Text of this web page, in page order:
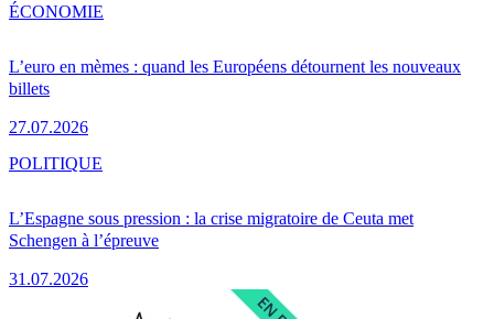
L’euro en mèmes : quand les Européens détournent les nouveaux
billets
27.07.2026
ÉCONOMIE
L’Espagne sous pression : la crise migratoire de Ceuta met
Schengen à l’épreuve
31.07.2026
POLITIQUE